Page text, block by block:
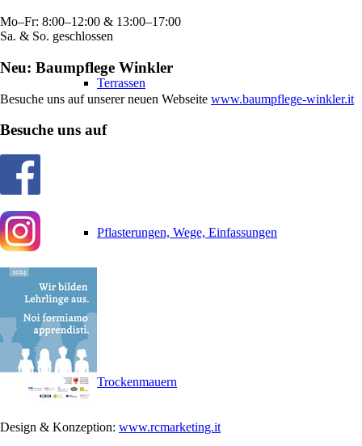
Terrassen
Pflasterungen, Wege, Einfassungen
Trockenmauern
Mo–Fr: 8:00–12:00 & 13:00–17:00
Sa. & So. geschlossen
Neu: Baumpflege Winkler
Besuche uns auf unserer neuen Webseite www.baumpflege-winkler.it
Besuche uns auf
Design & Konzeption: www.rcmarketing.it